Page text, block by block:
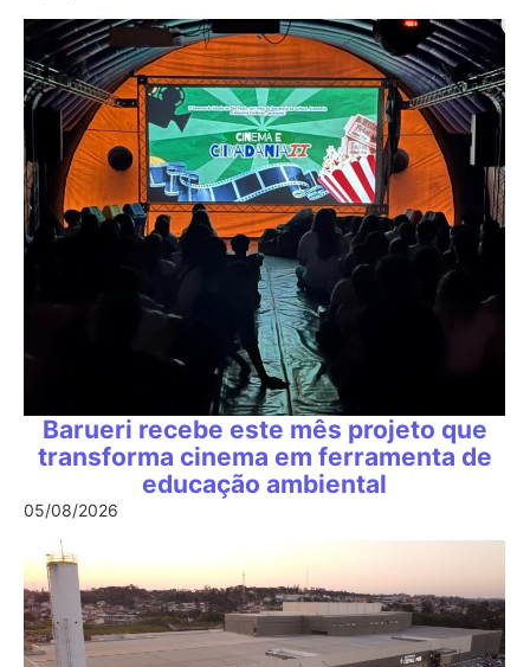
Barueri recebe este mês projeto que
transforma cinema em ferramenta de
educação ambiental
05/08/2026